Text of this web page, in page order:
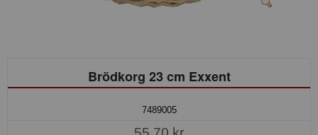
Brödkorg 23 cm Exxent
7489005